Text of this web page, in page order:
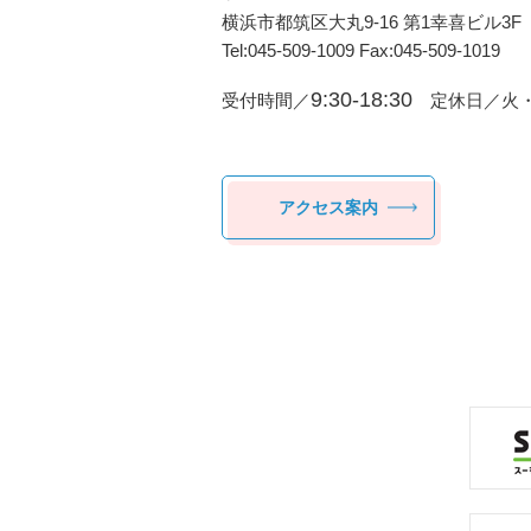
横浜市都筑区⼤丸9-16 第1幸喜ビル3F
Tel:045-509-1009 Fax:045-509-1019
受付時間／9:30-18:30 定休日／火
アクセス案内